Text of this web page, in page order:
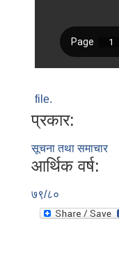
file.
प्रकार:
सूचना तथा समाचार
आर्थिक वर्ष:
७९/८०